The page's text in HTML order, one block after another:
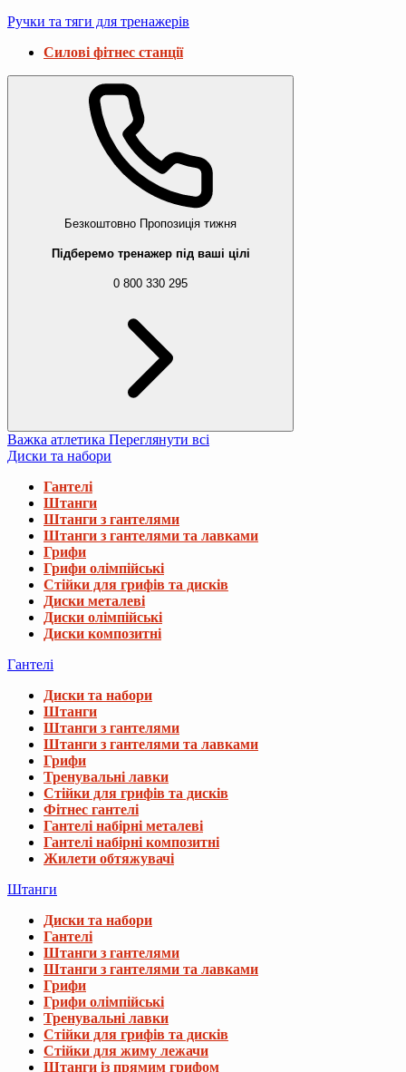
Ручки та тяги для тренажерів
Силові фітнес станції
Безкоштовно Пропозиція тижня
Підберемо тренажер під ваші цілі
0 800 330 295
Важка атлетика Переглянути всі
Диски та набори
Гантелі
Штанги
Штанги з гантелями
Штанги з гантелями та лавками
Грифи
Грифи олімпійські
Стійки для грифів та дисків
Диски металеві
Диски олімпійські
Диски композитні
Гантелі
Диски та набори
Штанги
Штанги з гантелями
Штанги з гантелями та лавками
Грифи
Тренувальні лавки
Стійки для грифів та дисків
Фітнес гантелі
Гантелі набірні металеві
Гантелі набірні композитні
Жилети обтяжувачі
Штанги
Диски та набори
Гантелі
Штанги з гантелями
Штанги з гантелями та лавками
Грифи
Грифи олімпійські
Тренувальні лавки
Стійки для грифів та дисків
Стійки для жиму лежачи
Штанги із прямим грифом